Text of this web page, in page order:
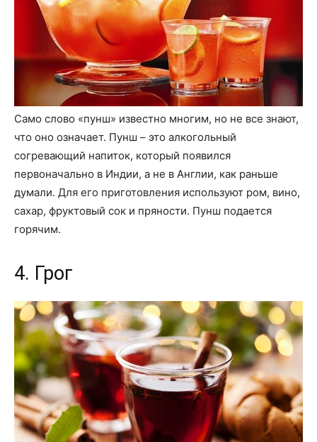
Само слово «пунш» известно многим, но не все знают,
что оно означает. Пунш – это алкогольный
согревающий напиток, который появился
первоначально в Индии, а не в Англии, как раньше
думали. Для его приготовления используют ром, вино,
сахар, фруктовый сок и пряности. Пунш подается
горячим.
4. Грог